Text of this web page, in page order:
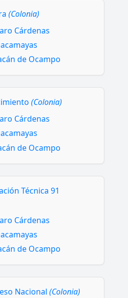
(Colonia)
Cárdenas
de Ocampo
(Colonia)
Cárdenas
de Ocampo
Técnica 91
Cárdenas
de Ocampo
Nacional (Colonia)